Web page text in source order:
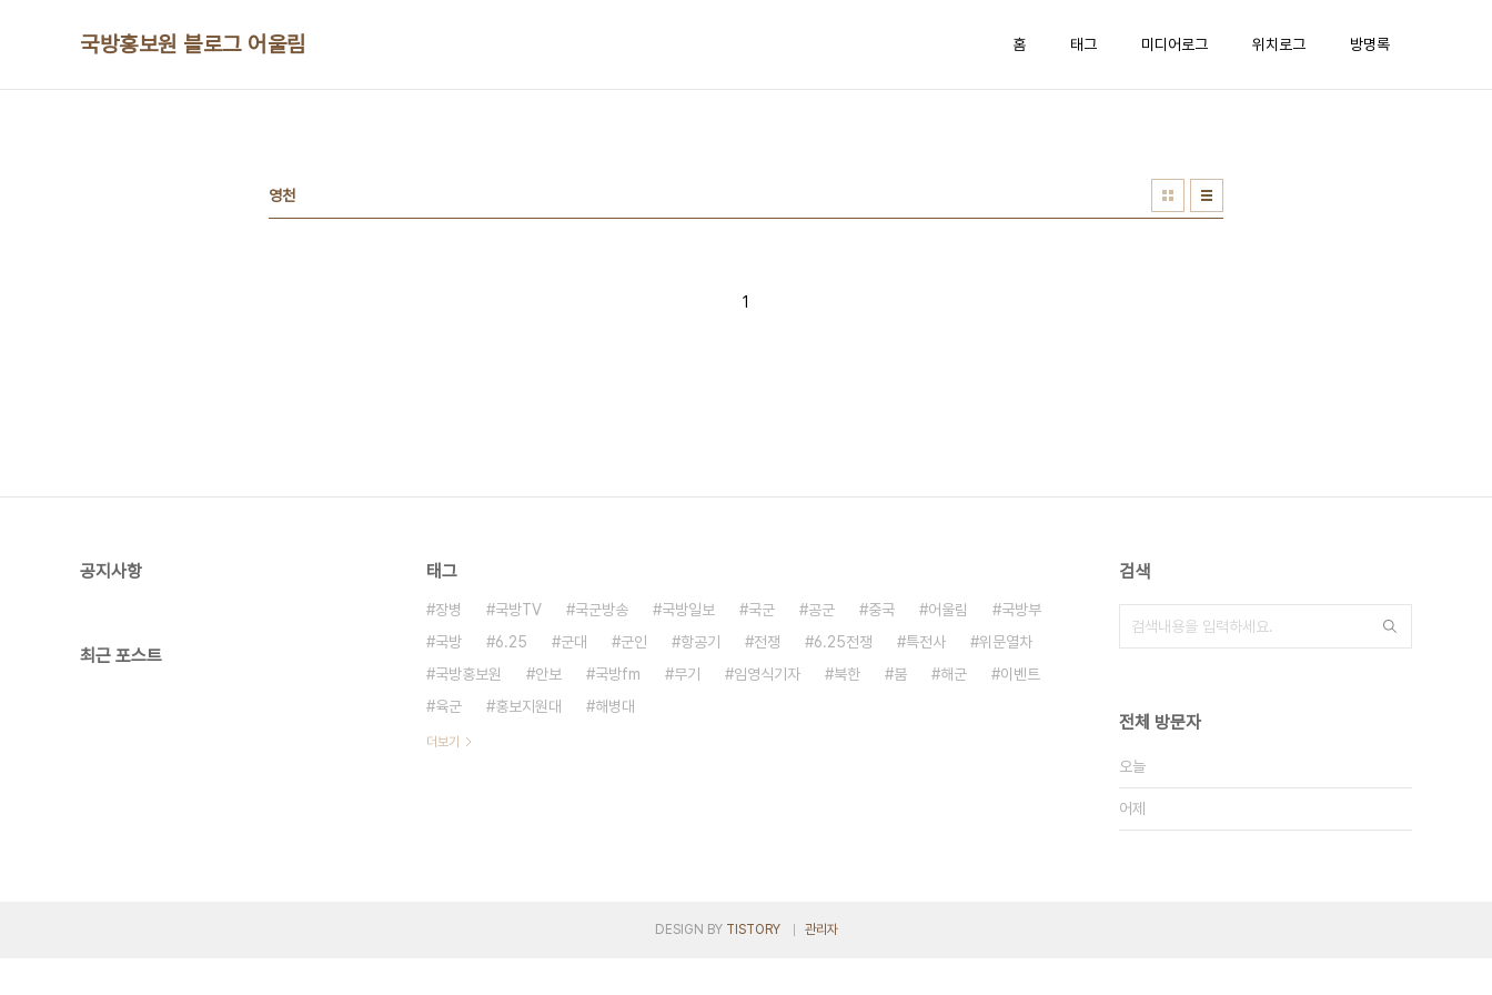
국방홍보원 블로그 어울림 홈 태그 미디어로그 위치로그 방명록
영천
1
공지사항
최근 포스트
태그
장병 국방TV 국군방송 국방일보 국군 공군 중국 어울림
국방부
국방
6.25 군대 군인 항공기 전쟁 6.25전쟁 특전사
위문열차
국방홍보원
안보 국방fm 무기 임영식기자 북한 붐 해군
이벤트
육군
홍보지원대 해병대
더보기
검색
전체 방문자
오늘
어제
DESIGN BY TISTORY 관리자